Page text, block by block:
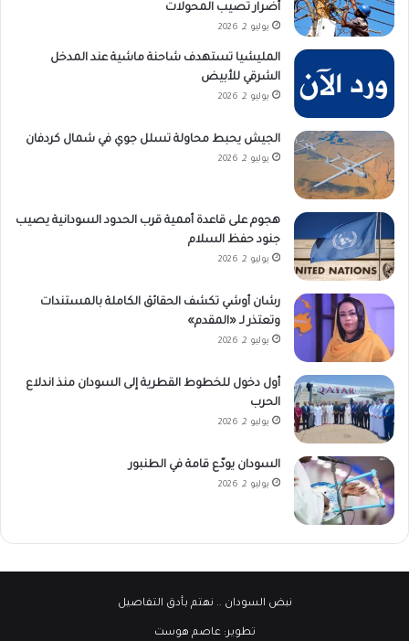
أضرار تُصيب المحولات
يوليو 2, 2026
المليشيا تستهدف شاحنة ماشية عند المدخل
الشرقي للأبيض
يوليو 2, 2026
الجيش يحبط محاولة تسلل جوي في شمال كردفان
يوليو 2, 2026
هجوم على قاعدة أممية قرب الحدود السودانية يصيب
جنود حفظ السلام
يوليو 2, 2026
رشان أوشي تكشف الحقائق الكاملة بالمستندات
وتعتذر لـ «المقدم»
يوليو 2, 2026
أول دخول للخطوط القطرية إلى السودان منذ اندلاع
الحرب
يوليو 2, 2026
السودان يودّع قامة في الطنبور
يوليو 2, 2026
نبض السودان .. نهتم بأدق التفاصيل
تطوير:عاصم هوست